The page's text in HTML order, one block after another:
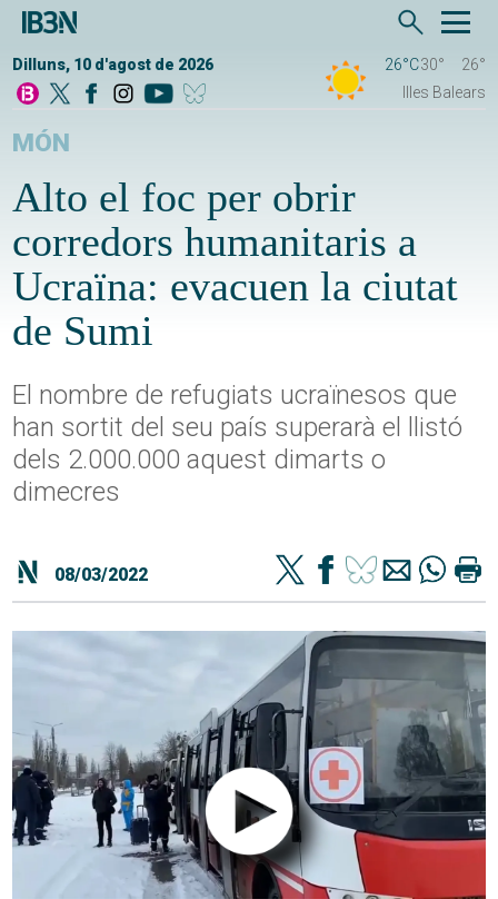
Dilluns, 10 d'agost de 2026 26°C30°
26°
Illes Balears
MÓN
Alto el foc per obrir
corredors humanitaris a
Ucraïna: evacuen la ciutat
de Sumi
El nombre de refugiats ucraïnesos que
han sortit del seu país superarà el llistó
dels 2.000.000 aquest dimarts o
dimecres
08/03/2022